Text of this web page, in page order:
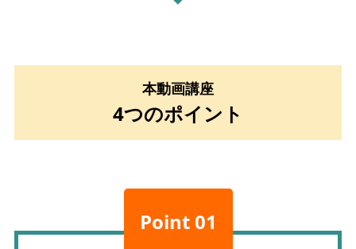
本動画講座
4つのポイント
Point 01